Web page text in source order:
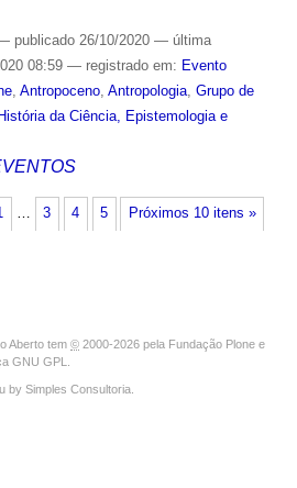
publicado26/10/2020 — última
08:59 — registrado em: Evento
, Antropoceno, Antropologia, Grupo de
da Ciência, Epistemologia e
Próximos 10 itens »
… 3 4 5
Aberto tem © 2000-2026 pela Fundação Plone e
GNU GPL
by Simples Consultoria